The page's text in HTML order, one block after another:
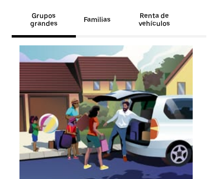
Grupos
grandes
Familias
Renta de
vehículos